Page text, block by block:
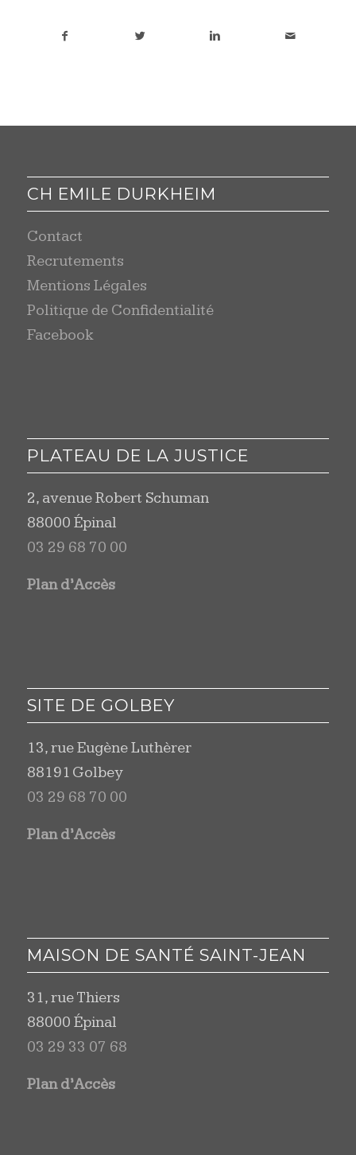
CH EMILE DURKHEIM
Contact
Recrutements
Mentions Légales
Politique de Confidentialité
Facebook
PLATEAU DE LA JUSTICE
2, avenue Robert Schuman
88000 Épinal
03 29 68 70 00
Plan d’Accès
SITE DE GOLBEY
13, rue Eugène Luthèrer
88191 Golbey
03 29 68 70 00
Plan d’Accès
MAISON DE SANTÉ SAINT-JEAN
31, rue Thiers
88000 Épinal
03 29 33 07 68
Plan d’Accès